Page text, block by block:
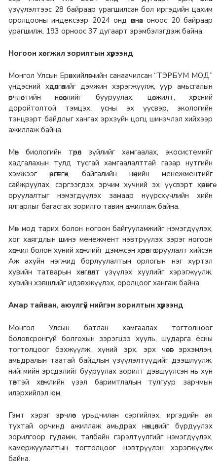
үзүүлэлтээс 28 байраар урагшилсан бол иргэдийн цахим
оролцооны индексээр 2024 онд өмнөх оноос 20 байраар
урагшилж, 193 орноос 37 дугаарт эрэмбэлэгдэж байна.
Ногоон хөгжил зорилтын хүрээнд
Монгол Улсын Ерөнхийлөгчийн санаачилсан “ТЭРБУМ МОД”
үндэсний хөдөлгөөнийг дэмжин хэрэгжүүлж, уур амьсгалын
өөрчлөлтийн нөлөөллийг бууруулах, цөлжилт, хөрсний
доройтолтой тэмцэх, усны эх үүсвэр, экологийн
тэнцвэрт байдлыг хангах эрхзүйн цогц шинэчлэл хийхээр
ажиллаж байна.
Мөн биологийн төрөл зүйлийг хамгаалах, экосистемийг
хадгалахын тулд тусгай хамгаалалттай газар нутгийн
хэмжээг өргөтгөх, байгалийн нөөцийн менежментийг
сайжруулах, сэргээгдэх эрчим хүчний эх үүсвэрт хөрөнгө
оруулалтыг нэмэгдүүлэх замаар нүүрсхүчлийн хийн
ялгарлыг багасгах зорилго тавин ажиллаж байна.
Мөн мод тарих болон ногоон байгууламжийг нэмэгдүүлэх,
хог хаягдлын шинэ менежмент нэвтрүүлэх зэрэг ногоон
хөгжил болон хүний хөгжлийг дэмжсэн хөрөнгө оруулалт хийсэн
Аж ахуйн нэгжид борлуулалтын орлогын нэг хүртэл
хувийн татварын хөнгөлөлт үзүүлэх хуулийг хэрэгжүүлж,
хувийн хэвшлийг идэвхжүүлэх, оролцоог хангаж байна.
Амар тайван, аюулгүй нийгэм зорилтын хүрээнд
Монгол Улсын батлан хамгаалах тогтолцоог
боловсронгуй болгохын зэрэгцээ хууль, шударга ёсны
тогтолцоог бэхжүүлж, хүний эрх, эрх чөлөөг эрхэмлэн,
амьдралын таатай байдлын үзүүлэлтүүдийг дээшлүүлж,
нийгмийн эрсдэлийг бууруулах зорилт дэвшүүлсэн нь хүн
төвтэй хөгжлийн үзэл баримтлалын тулгуур зарчмын
илэрхийлэл юм.
Гэмт хэрэг зөрчлөөс урьдчилан сэргийлэх, иргэдийн ая
тухтай орчинд ажиллаж амьдрах нөхцөлийг бүрдүүлэх
зорилгоор гудамж, талбайн гэрэлтүүлгийг нэмэгдүүлэх,
камержуулалтын тогтолцоог нэвтрүүлэн хэрэгжүүлж
байна.